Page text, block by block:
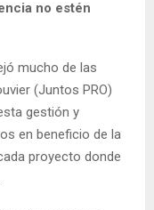
no estén
mucho de las
(Juntos PRO)
gestión y
en beneficio de la
proyecto donde